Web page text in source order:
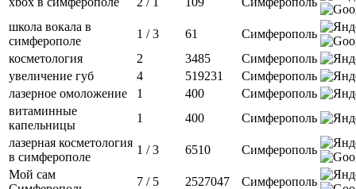
школа вокала в
симферополе
1 / 3 61
Симферополь
косметология
2 3485
Симферополь
увеличение губ
4 519231
Симферополь
лазерное омоложение
1 400
Симферополь
витаминные
капельницы
1 400
Симферополь
лазерная косметология
в симферополе
1 / 3 6510
Симферополь
Мой сам
7 / 5 2527047 Симферополь